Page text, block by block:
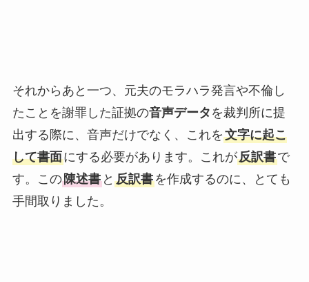
それからあと一つ、元夫のモラハラ発言や不倫し
たことを謝罪した証拠の音声データ を裁判所に提
出する際に、音声だけでなく、これを文字に起こ
して書面にする必要があります。これが反訳書で
す。この陳述書と 反訳書を作成するのに、とても
手間取りました。